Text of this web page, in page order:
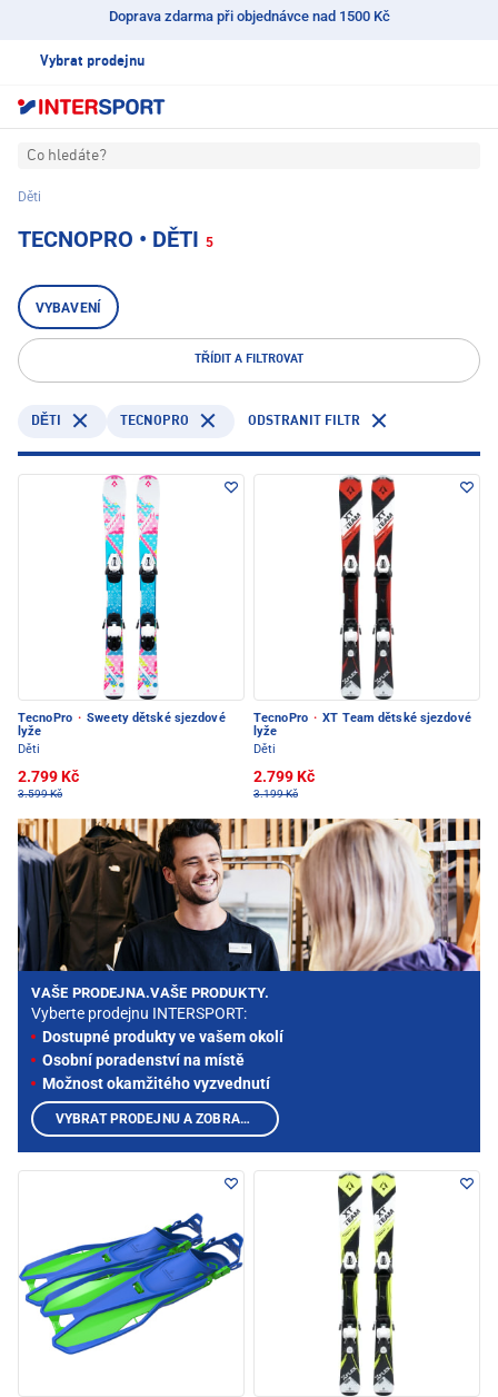
Doprava zdarma při objednávce nad 1500 Kč
Vybrat prodejnu
Co hledáte?
Děti
TECNOPRO • DĚTI 5
VYBAVENÍ
TŘÍDIT A FILTROVAT
DĚTI TECNOPRO ODSTRANIT FILTR
TecnoPro · Sweety dětské sjezdové
lyže
Děti
2.799 Kč
3.599 Kč
TecnoPro · XT Team dětské sjezdové
lyže
Děti
2.799 Kč
3.199 Kč
VAŠE PRODEJNA.VAŠE PRODUKTY.
Vyberte prodejnu INTERSPORT:
Dostupné produkty ve vašem okolí
Osobní poradenství na místě
Možnost okamžitého vyzvednutí
VYBRAT PRODEJNU A ZOBRAZIT PRODUKTY